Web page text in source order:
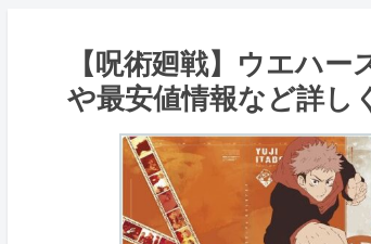
【呪術廻戦】ウエハ
や最安値情報など詳し